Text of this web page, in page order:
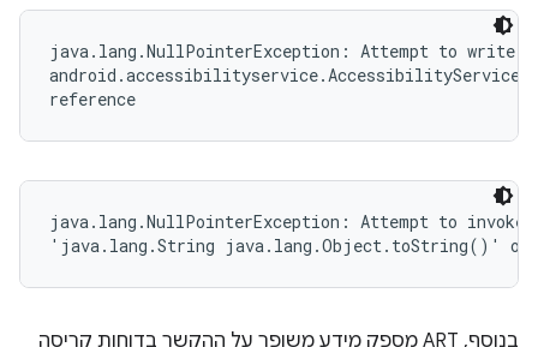
java.lang.NullPointerException: Attempt to
reference
java.lang.NullPointerException: Attempt to invoke
'java.lang.String java.lang.Object.toString()' on
בנוסף, ART מספק מידע משופר על ההקשר בדוחות קריסה